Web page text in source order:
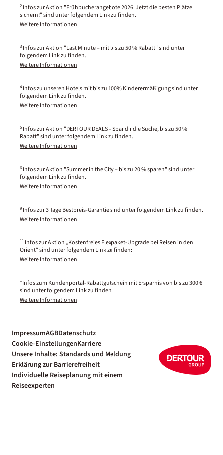
2 Infos zur Aktion "Frühbucherangebote 2026: Jetzt die besten Plätze
sichern!" sind unter folgendem Link zu finden.
Weitere Informationen
3 Infos zur Aktion "Last Minute – mit bis zu 50 % Rabatt" sind unter
folgendem Link zu finden.
Weitere Informationen
4 Infos zu unseren Hotels mit bis zu 100% Kinderermäßigung sind unter
folgendem Link zu finden.
Weitere Informationen
5 Infos zur Aktion "DERTOUR DEALS – Spar dir die Suche, bis zu 50 %
Rabatt" sind unter folgendem Link zu finden.
Weitere Informationen
6 Infos zur Aktion "Summer in the City – bis zu 20 % sparen" sind unter
folgendem Link zu finden.
Weitere Informationen
9 Infos zur 3 Tage Bestpreis-Garantie sind unter folgendem Link zu finden.
Weitere Informationen
11 Infos zur Aktion „Kostenfreies Flexpaket-Upgrade bei Reisen in den
Orient“ sind unter folgendem Link zu finden:
Weitere Informationen
*Infos zum Kundenportal-Rabattgutschein mit Ersparnis von bis zu 300 €
sind unter folgendem Link zu finden:
Weitere Informationen
ImpressumAGBDatenschutz
Cookie-EinstellungenKarriere
Unsere Inhalte: Standards und Meldung
Erklärung zur Barrierefreiheit
Individuelle Reiseplanung mit einem
Reiseexperten